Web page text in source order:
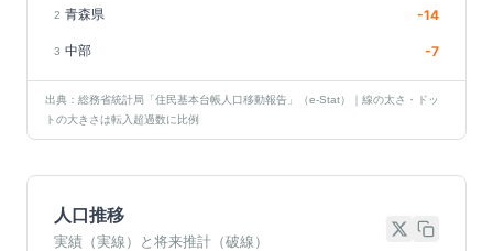
2 青森県 -14
3 中部 -7
出典：総務省統計局「住民基本台帳人口移動報告」（e-Stat）｜線の太さ・ドッ
トの大きさは転入超過数に比例
人口推移
実績（実線）と将来推計（破線）